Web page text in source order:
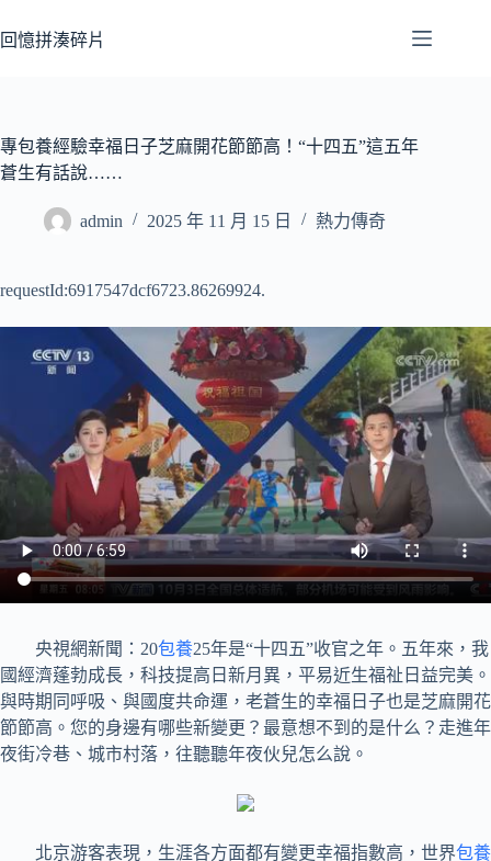
至
容
回憶拼湊碎片
專包養經驗幸福日子芝麻開花節節高！“十四五”這五年
蒼生有話說……
admin 2025 年 11 月 15 日 熱力傳奇
requestId:6917547dcf6723.86269924.
央視網新聞：20包養25年是“十四五”收官之年。五年來，我
國經濟蓬勃成長，科技提高日新月異，平易近生福祉日益完美。
與時期同呼吸、與國度共命運，老蒼生的幸福日子也是芝麻開花
節節高。您的身邊有哪些新變更？最意想不到的是什么？走進年
夜街冷巷、城市村落，往聽聽年夜伙兒怎么說。
北京游客表現，生涯各方面都有變更幸福指數高，世界包養